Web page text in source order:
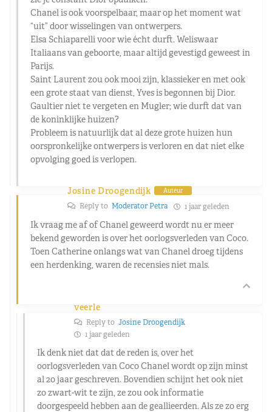
Chanel is ook voorspelbaar, maar op het moment wat
“uit” door wisselingen van ontwerpers.
Elsa Schiaparelli voor wie écht durft. Weliswaar
Italiaans van geboorte, maar altijd gevestigd geweest in
Parijs.
Saint Laurent zou ook mooi zijn, klassieker en met ook
een grote staat van dienst, Yves is begonnen bij Dior.
Gaultier niet te vergeten en Mugler; wie durft dat van
de koninklijke huizen?
Probleem is natuurlijk dat al deze grote huizen hun
oorspronkelijke ontwerpers is verloren en dat niet elke
opvolging goed is verlopen.
Josine Droogendijk Auteur
Reply to Moderator Petra 1 jaar geleden
Ik vraag me af of Chanel geweerd wordt nu er meer
bekend geworden is over het oorlogsverleden van Coco.
Toen Catherine onlangs wat van Chanel droeg tijdens
een herdenking, waren de recensies niet mals.
veerle
Reply to Josine Droogendijk
1 jaar geleden
Ik denk niet dat dat de reden is, over het
oorlogsverleden van Coco Chanel wordt op zijn minst
al 20 jaar geschreven. Bovendien schijnt het ook niet
zo zwart-wit te zijn, ze zou ook informatie
doorgespeeld hebben aan de geallieerden. Als ze zo erg